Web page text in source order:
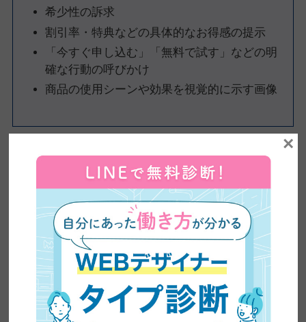
希少性の訴求
割引率・特典などの具体的なお得感の提示
「今すぐ申し込む」「無料で試す」などの明
確な行動の呼びかけ
商品の使用シーンや効果を視覚的に示す画像
人は「限定」や「お得」といった言葉に反応しやすい傾向があり
ます。バナーはその心理にアプローチする手段として非常に適し
た素材です。
例えば、「本日限り50%OFF」という訴求をバナーで目立つ形で
伝えることで、迷っているユーザーの背中を押せます。
バナーは単なる飾りではなく、売上やコンバージョンに直結する
「営業ツール」として機能します。
デザインの力で購買行動を後押しできることが、バナー制作の面
白さでもあります。
×